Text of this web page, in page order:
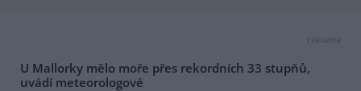
reklama
U Mallorky mělo moře přes rekordních 33 stupňů,
uvádí meteorologové